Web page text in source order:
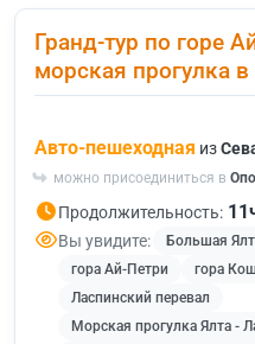
Гранд-тур по горе
морская прогулка в
Авто-пешеходная из
можно присоединиться в
Продолжительность:
Вы увидите: Большая
гора Ай-Петри
гора
Ласпинский перевал
Морская прогулка Ялта -